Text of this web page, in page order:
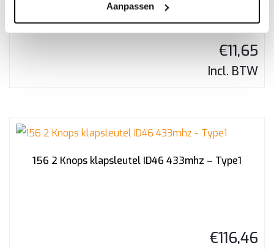
Aanpassen
€11,65
Incl. BTW
156 2 Knops klapsleutel ID46 433mhz – Type1
€116,46